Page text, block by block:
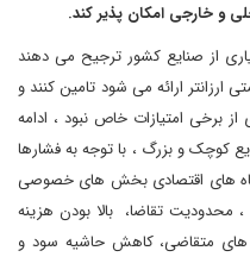
و خارجی امکان پذیر کند.
از صنایع کشور ترجیح می دهند
ارزانتر ارائه می شود تامین کنند و
برخی امتیازات خاص نبود ، ادامه
کوچک و بزرگ ، با توجه به فشارها
های اقتصادی بخش های خصوصی
محدودیت تقاضا، بالا بودن هزینه
متقاضی، کاهش حاشیه سود و